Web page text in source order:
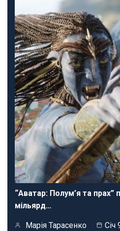
“Аватар: Полум’я та прах”
мільярд…
Марія Тарасенко Січ